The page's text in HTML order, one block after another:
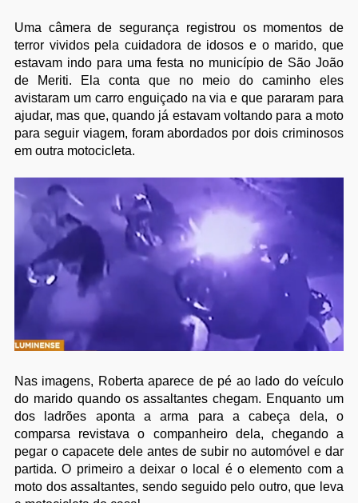
Uma câmera de segurança registrou os momentos de
terror vividos pela cuidadora de idosos e o marido, que
estavam indo para uma festa no município de São João
de Meriti. Ela conta que no meio do caminho eles
avistaram um carro enguiçado na via e que pararam para
ajudar, mas que, quando já estavam voltando para a moto
para seguir viagem, foram abordados por dois criminosos
em outra motocicleta.
Nas imagens, Roberta aparece de pé ao lado do veículo
do marido quando os assaltantes chegam. Enquanto um
dos ladrões aponta a arma para a cabeça dela, o
comparsa revistava o companheiro dela, chegando a
pegar o capacete dele antes de subir no automóvel e dar
partida. O primeiro a deixar o local é o elemento com a
moto dos assaltantes, sendo seguido pelo outro, que leva